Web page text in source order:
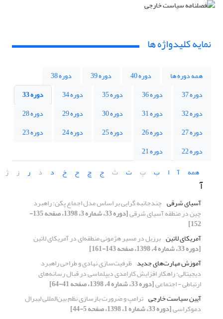
نمایه کلیدواژه ها
همه دوره ها دوره 40 دوره 39
دوره 38
دوره 37
دوره 36 دوره 35 دوره 34
دوره 33
دوره 32
دوره 31 دوره 30 دوره 29
دوره 28
دوره 27
دوره 26 دوره 25 دوره 24
دوره 23
دوره 22
دوره 21
همه
آ ا ب پ ت ث ج چ ح خ د ذ ر ز ژ
آ
آسیای شرقی چندجانبه گرایی بر اساس مدل اجماع پکن؛ راهبرد
چین در منطقه آسیای شرقی [دوره 33، شماره 3، 1398، صفحه 135-
152]
آمریکای لاتین برزیل در مسیر هژمونی منطقه‌ای در آمریکای لاتین
[دوره 33، شماره 4، 1398، صفحه 143-161]
آموزش مهارت‌های جدید ظرفیت‌سازی نهادی و طراحی راهبرد
دیجیتالی: راهکار افزایش کارامدی دیپلماسی در قبال رسانه‌های
ارتباطی - اجتماعی[دوره 33، شماره 4، 1398، صفحه 41-64]
آیین سیاست خارجی ترامپ و ضرورت بازسازی نظم بین‌المللی لیبرال
دموکراسی[دوره 33، شماره 1، 1398، صفحه 5-44]